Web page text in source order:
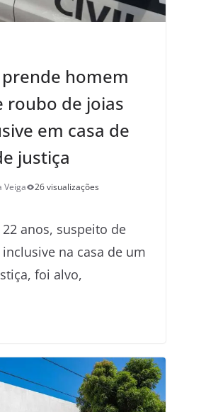
prende homem
roubo de joias
em casa de
justiça
Veiga
26 visualizações
anos, suspeito de
na casa de um
foi alvo,